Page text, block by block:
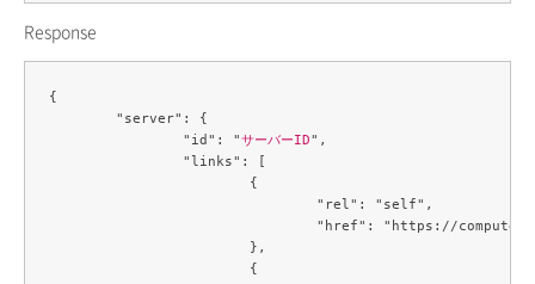
Response
{
		"id": "
サーバーID",